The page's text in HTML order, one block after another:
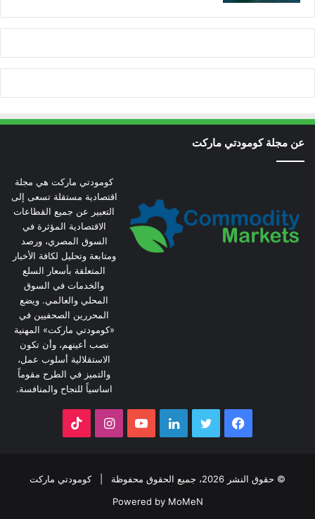
عن مجلة كومودتي ماركت
كومودتي ماركت هي مجلة
اقتصادية مستقلة تسعى إلى
التعبير عن جميع القطاعات
الاقتصادية المؤثرة في
السوق المصري، ورصد
ومتابعة وتحليل لكافة الأخبار
المتعلقة بأسعار السلع
والخدمات في السوق
المحلي والعالمي. ويضع
المحررين الصحفيين في
«كومودتي ماركت» المهنية
نصب أعينهم، وأن تكون
الاستقلالية أسلوب عمل،
والتميز في الطرح مقوماً
اساسياً للنجاح والمنافسة.
فيسبوك تويتر لينكدإنيوتيوبانستقرام
© حقوق النشر 2026، جميع الحقوق محفوظة |
كومودتي ماركت
Powered by MoMeN